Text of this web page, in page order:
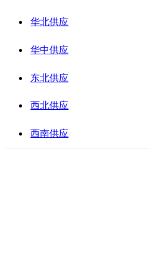
华北供应
华中供应
东北供应
西北供应
西南供应